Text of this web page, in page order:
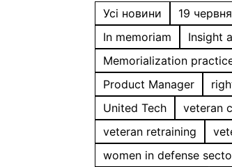
Усі новини 19 червня
In memoriam
Insight
Memorialization
Product Manager
United Tech
veteran
veteran retraining
women in defense